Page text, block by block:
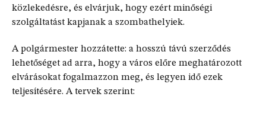
közlekedésre, és elvárjuk, hogy ezért minőségi
szolgáltatást kapjanak a szombathelyiek.
A polgármester hozzátette: a hosszú távú szerződés
lehetőséget ad arra, hogy a város előre meghatározott
elvárásokat fogalmazzon meg, és legyen idő ezek
teljesítésére. A tervek szerint: